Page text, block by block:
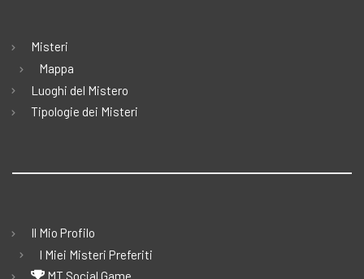
Misteri
Mappa
Luoghi del Mistero
Tipologie dei Misteri
Il Mio Profilo
I Miei Misteri Preferiti
MT Social Game